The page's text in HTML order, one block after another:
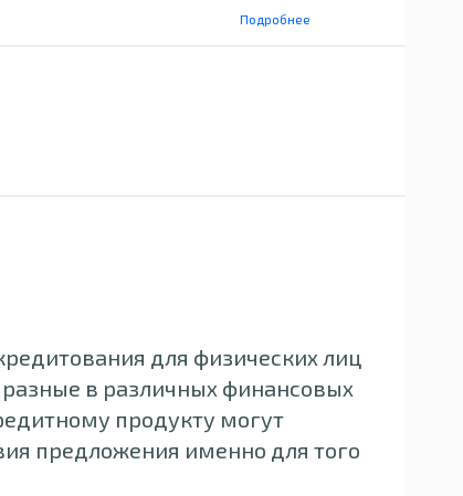
Подробнее
для физических лиц
в различных финансовых
продукту могут
предложения именно для того